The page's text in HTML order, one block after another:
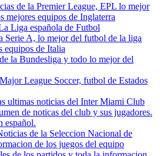
de la Premier League, EPL lo mejor
mejores equipos de Inglaterra
Liga española de Futbol
Serie A, lo mejor del futbol de la liga
equipos de Italia
la Bundesliga y todo lo mejor del
League Soccer, futbol de Estados
ultimas noticias del Inter Miami Club
de noticas del club y sus jugadores.
español.
de la Seleccion Nacional de
de los juegos del equipo